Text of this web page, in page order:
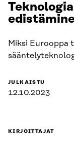
Miksi Eurooppa
JULKAISTU
12.10.2023
KIRJOITTAJAT